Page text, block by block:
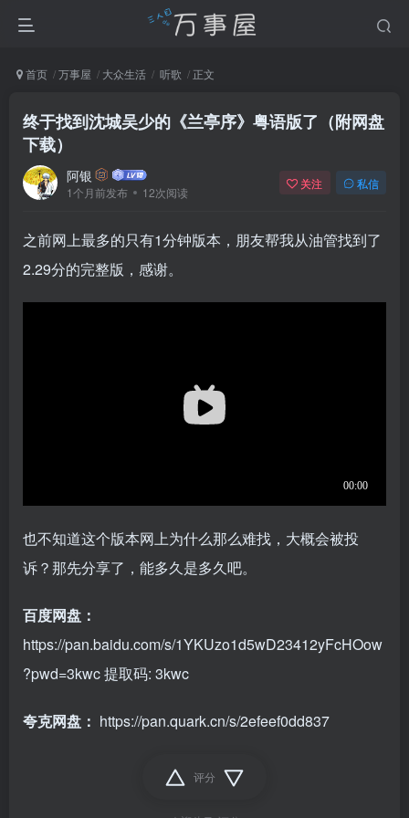
首页 万事屋 大众生活 听歌 正文
终于找到沈城吴少的《兰亭序》粤语版了（附网盘
下载）
阿银
1个月前发布 12次阅读
关注 私信
之前网上最多的只有1分钟版本，朋友帮我从油管找到了
2.29分的完整版，感谢。
也不知道这个版本网上为什么那么难找，大概会被投
诉？那先分享了，能多久是多久吧。
百度网盘：
https://pan.baidu.com/s/1YKUzo1d5wD23412yFcHOow
?pwd=3kwc提取码: 3kwc
夸克网盘： https://pan.quark.cn/s/2efeef0dd837
评分